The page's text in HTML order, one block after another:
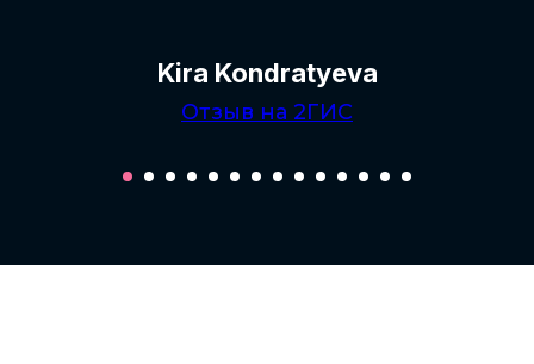
Kira Kondratyeva
Отзыв на 2ГИС